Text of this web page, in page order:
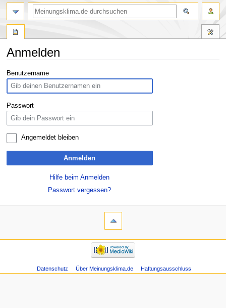
Anmelden
Zur
Navigation
springen
Zur
Suche
springen
Benutzername
Passwort
Angemeldet bleiben
Anmelden
Hilfe beim Anmelden
Passwort vergessen?
Datenschutz Über Meinungsklima.de Haftungsausschluss